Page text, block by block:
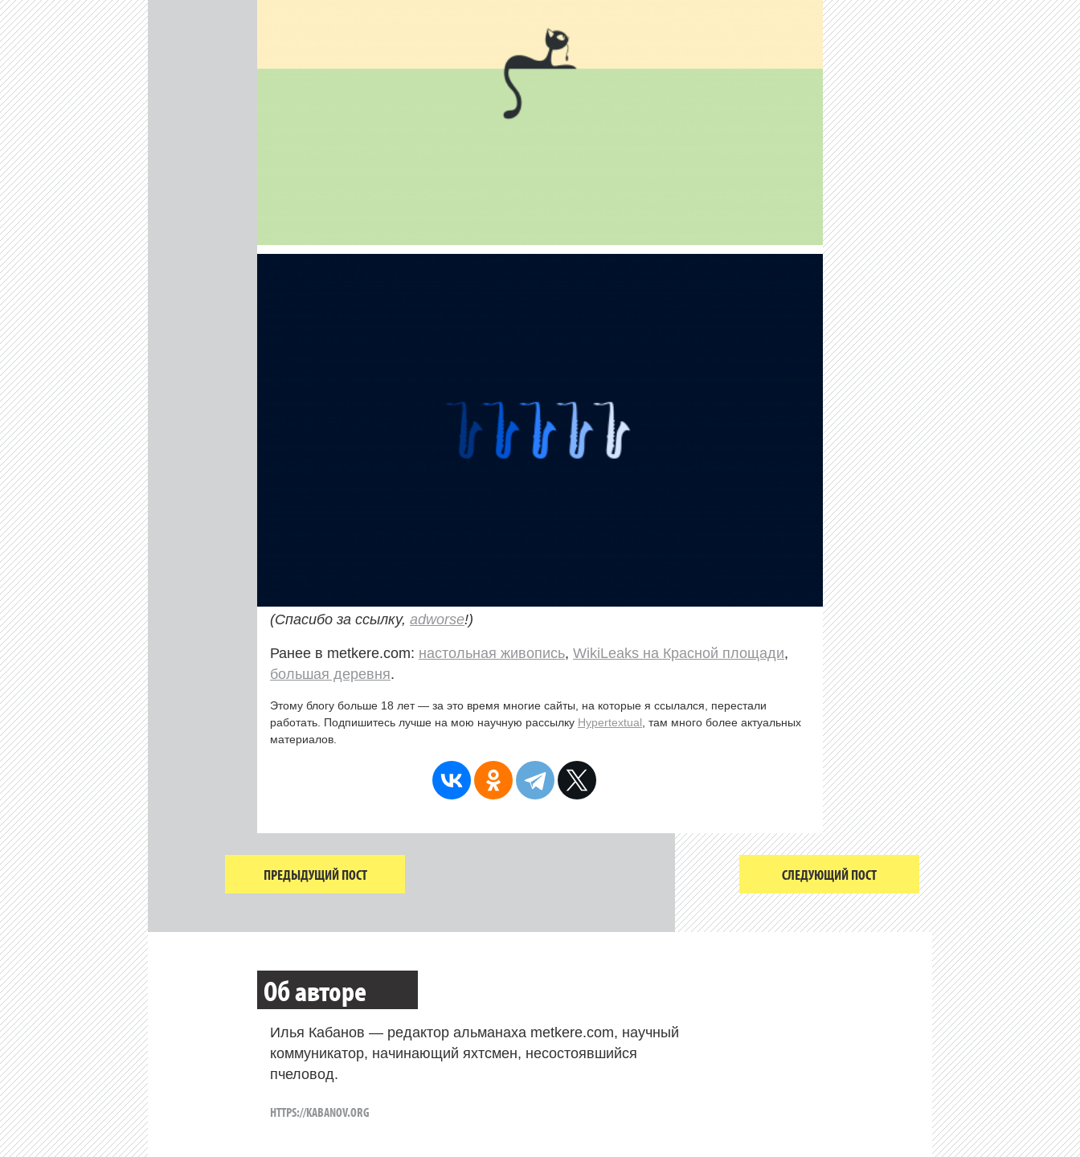
(Спасибо за ссылку, adworse!)
Ранее в metkere.com: настольная живопись, WikiLeaks на Красной площади,
большая деревня.
Этому блогу больше 18 лет — за это время многие сайты, на которые я ссылался, перестали
работать. Подпишитесь лучше на мою научную рассылку Hypertextual, там много более актуальных
материалов.
ПРЕДЫДУЩИЙ ПОСТ СЛЕДУЮЩИЙ ПОСТ
Об авторе
Илья Кабанов — редактор альманаха metkere.com, научный
коммуникатор, начинающий яхтсмен, несостоявшийся
пчеловод.
HTTPS://KABANOV.ORG